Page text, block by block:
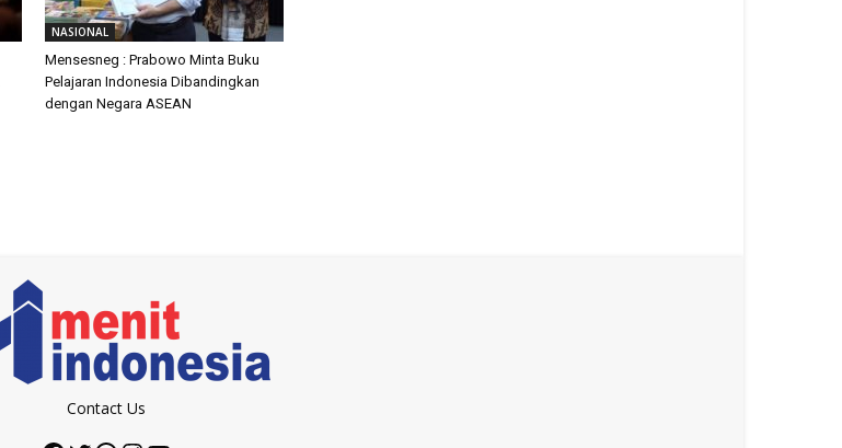
NASIONAL
Mensesneg : Prabowo Minta Buku
Pelajaran Indonesia Dibandingkan
dengan Negara ASEAN
Contact Us